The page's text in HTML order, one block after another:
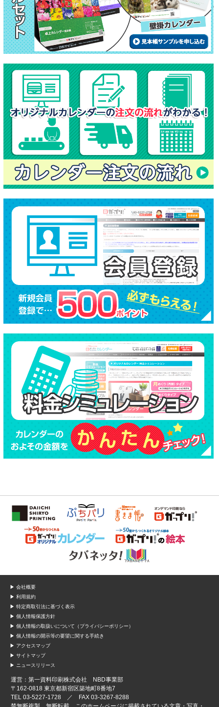
▶ 会社概要
▶ 利用規約
▶ 特定商取引法に基づく表示
▶ 個人情報保護方針
▶ 個人情報の取扱いについて（プライバシーポリシー）
▶ 個人情報の開示等の要望に関する手続き
▶ アクセスマップ
▶ サイトマップ
▶ ニュースリリース
運営：第一資料印刷株式会社 NBD事業部
〒162-0818 東京都新宿区築地町8番地7
TEL 03-5227-1728 ／ FAX 03-3267-8288